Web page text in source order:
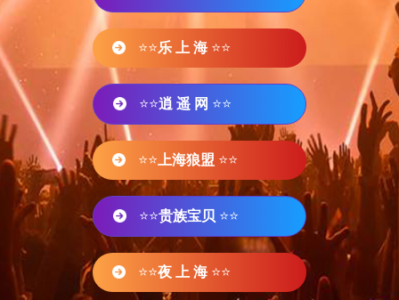
⭐⭐乐 上 海 ⭐⭐
⭐⭐逍 遥 网 ⭐⭐
⭐⭐ 上海狼盟 ⭐⭐
⭐⭐贵族宝贝 ⭐⭐
⭐⭐夜 上 海 ⭐⭐